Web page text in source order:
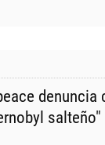
salteño"